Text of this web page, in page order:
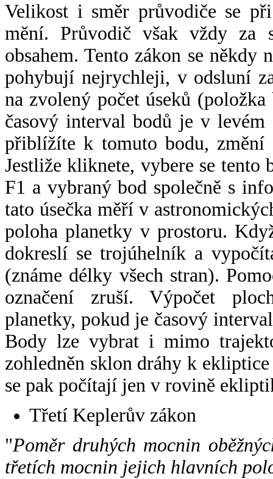
Velikost i směr průvodiče se
mění. Průvodič však vždy za
obsahem. Tento zákon se někdy
pohybují nejrychleji, v odsluní
na zvolený počet úseků
časový interval bodů je v
přiblížíte k tomuto bodu,
Jestliže kliknete, vybere se tento
F1 a vybraný bod společně s
tato úsečka měří v
poloha planetky v prostoru.
dokreslí se trojúhelník a
(známe délky všech stran).
označení zruší. Výpočet
planetky, pokud je časový
Body lze vybrat i mimo
zohledněn sklon dráhy k
se pak počítají jen v rovině
Třetí Keplerův zákon
"Poměr druhých mocnin
třetích mocnin jejich hlavních